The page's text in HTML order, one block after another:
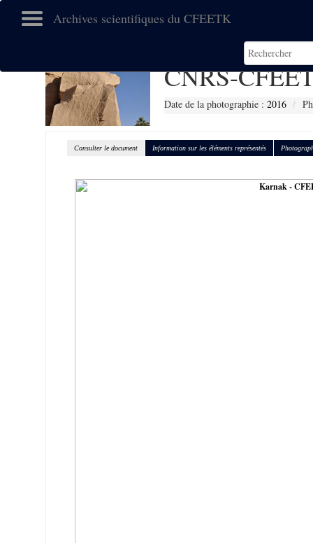
Archives scientifiques du CFEETK
CNRS-
Date de la photographie :2016
Consulter le document Information sur les éléments représentés